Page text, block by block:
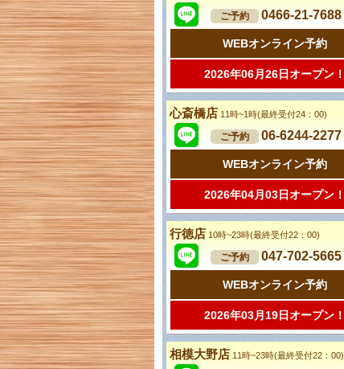
ご予約 0466-21-7688
WEBオンライン予約
2026年06月26日オープン！
心斎橋店 11時~1時(最終受付24：00)
ご予約 06-6244-2277
WEBオンライン予約
2026年04月03日オープン！
行徳店 10時~23時(最終受付22：00)
ご予約 047-702-5665
WEBオンライン予約
2026年03月19日オープン！
相模大野店 11時~23時(最終受付22：00)